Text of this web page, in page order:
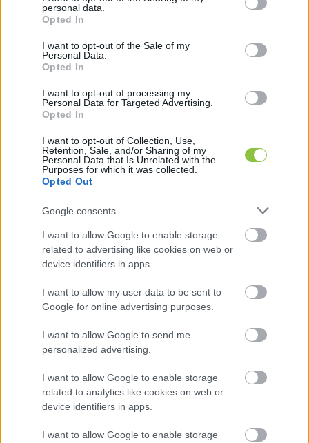
grant or deny consent to Google and its third-party tags to
use your data for below specified purposes in below Google
consent section.
personal data.
Opted In
I want to opt-out of the Sale of my
Personal Data.
Opted In
I want to opt-out of processing my
Personal Data for Targeted Advertising.
Opted In
I want to opt-out of Collection, Use,
Retention, Sale, and/or Sharing of my
Personal Data that Is Unrelated with the
Purposes for which it was collected.
Opted Out
Google consents
I want to allow Google to enable storage
related to advertising like cookies on web or
device identifiers in apps.
I want to allow my user data to be sent to
Google for online advertising purposes.
I want to allow Google to send me
personalized advertising.
I want to allow Google to enable storage
related to analytics like cookies on web or
device identifiers in apps.
I want to allow Google to enable storage
Hollandiára utaló weboldal címet láttunk. Amikor
rákerestünk a MAN Lion’s City buszaira (ez is
látszódik kinagyítva), akkor pont olyan
rendszámokat láttunk az ott közlekedő
buszokon, mint amilyen szám és betű
kombinációk ezeken vannak. Valamint a járat
Hollandiában, mint ahogy ezeken a buszokon is.
FRISS:
Holland újságcikkek szerint 2025-ben az
országban az új buszok már mind
kibocsátásmentes buszok lesznek. Tehát vagy
zöld fűtőanyaggal üzemelnek, vagy napelemmel
és szélmalmokban előállított elektromos
árammal működnek majd. Ha van a kettő között
összefüggés, akkor nem kizárt, hogy ott
igyekeznek megszabadulni azoktól a buszoktól,
amelyek egy ideig Kecskeméten közlekedni
fognak. Már amennyiben valóban az új
szolgáltató hozta ezt a néhány darabot ide ezzel
a céllal.